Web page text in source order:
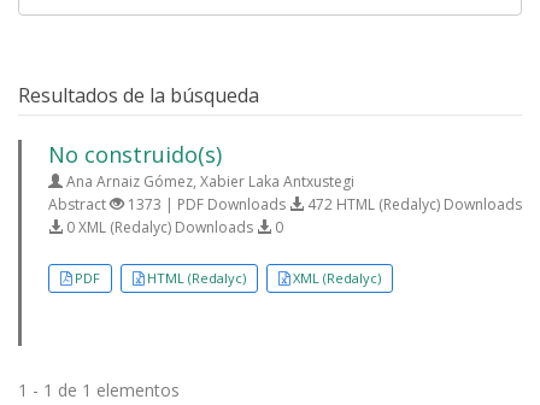
Resultados de la búsqueda
No construido(s)
Ana Arnaiz Gómez, Xabier Laka Antxustegi
Abstract
1373 | PDF Downloads
472 HTML (Redalyc) Downloads
0 XML (Redalyc) Downloads
0
PDF HTML (Redalyc) XML (Redalyc)
1 - 1 de 1 elementos